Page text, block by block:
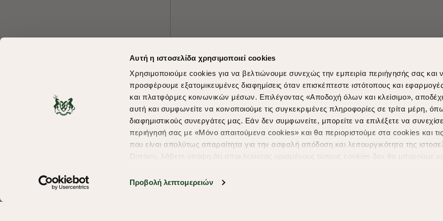
Αυτή η ιστοσελίδα χρησιμοποιεί cookies
Χρησιμοποιούμε cookies για να βελτιώνουμε συνεχώς την εμπειρία περιήγησής σας και
προσφέρουμε εξατομικευμένες διαφημίσεις όταν επισκέπτεστε ιστότοπους και
και πλατφόρμες κοινωνικών μέσων. Επιλέγοντας «Αποδοχή όλων και κλείσιμο»,
αυτή και συμφωνείτε να κοινοποιούμε τις συγκεκριμένες πληροφορίες σε τρίτα μέρη,
διαφημιστικούς συνεργάτες μας. Εάν δεν συμφωνείτε, μπορείτε να επιλέξετε να
περιήγησή σας με «Μόνο απαιτούμενα cookies» και θα περιοριστούμε στα cookies και τις
που είναι απολύτως απαραίτητα για την ασφαλή απόδοση και λειτουργικότητα της
Ωστόσο, λάβετε υπόψη ότι αποκλείοντας ορισμένους τύπους cookies δεν θα μπορούμε
υπηρεσίες και διαφημίσεις. Για να προσαρμόσετε τις επιλογές σας ή να ανακαλέσετε τη
Προβολή λεπτομερειών
Shopping in secure with Shipping